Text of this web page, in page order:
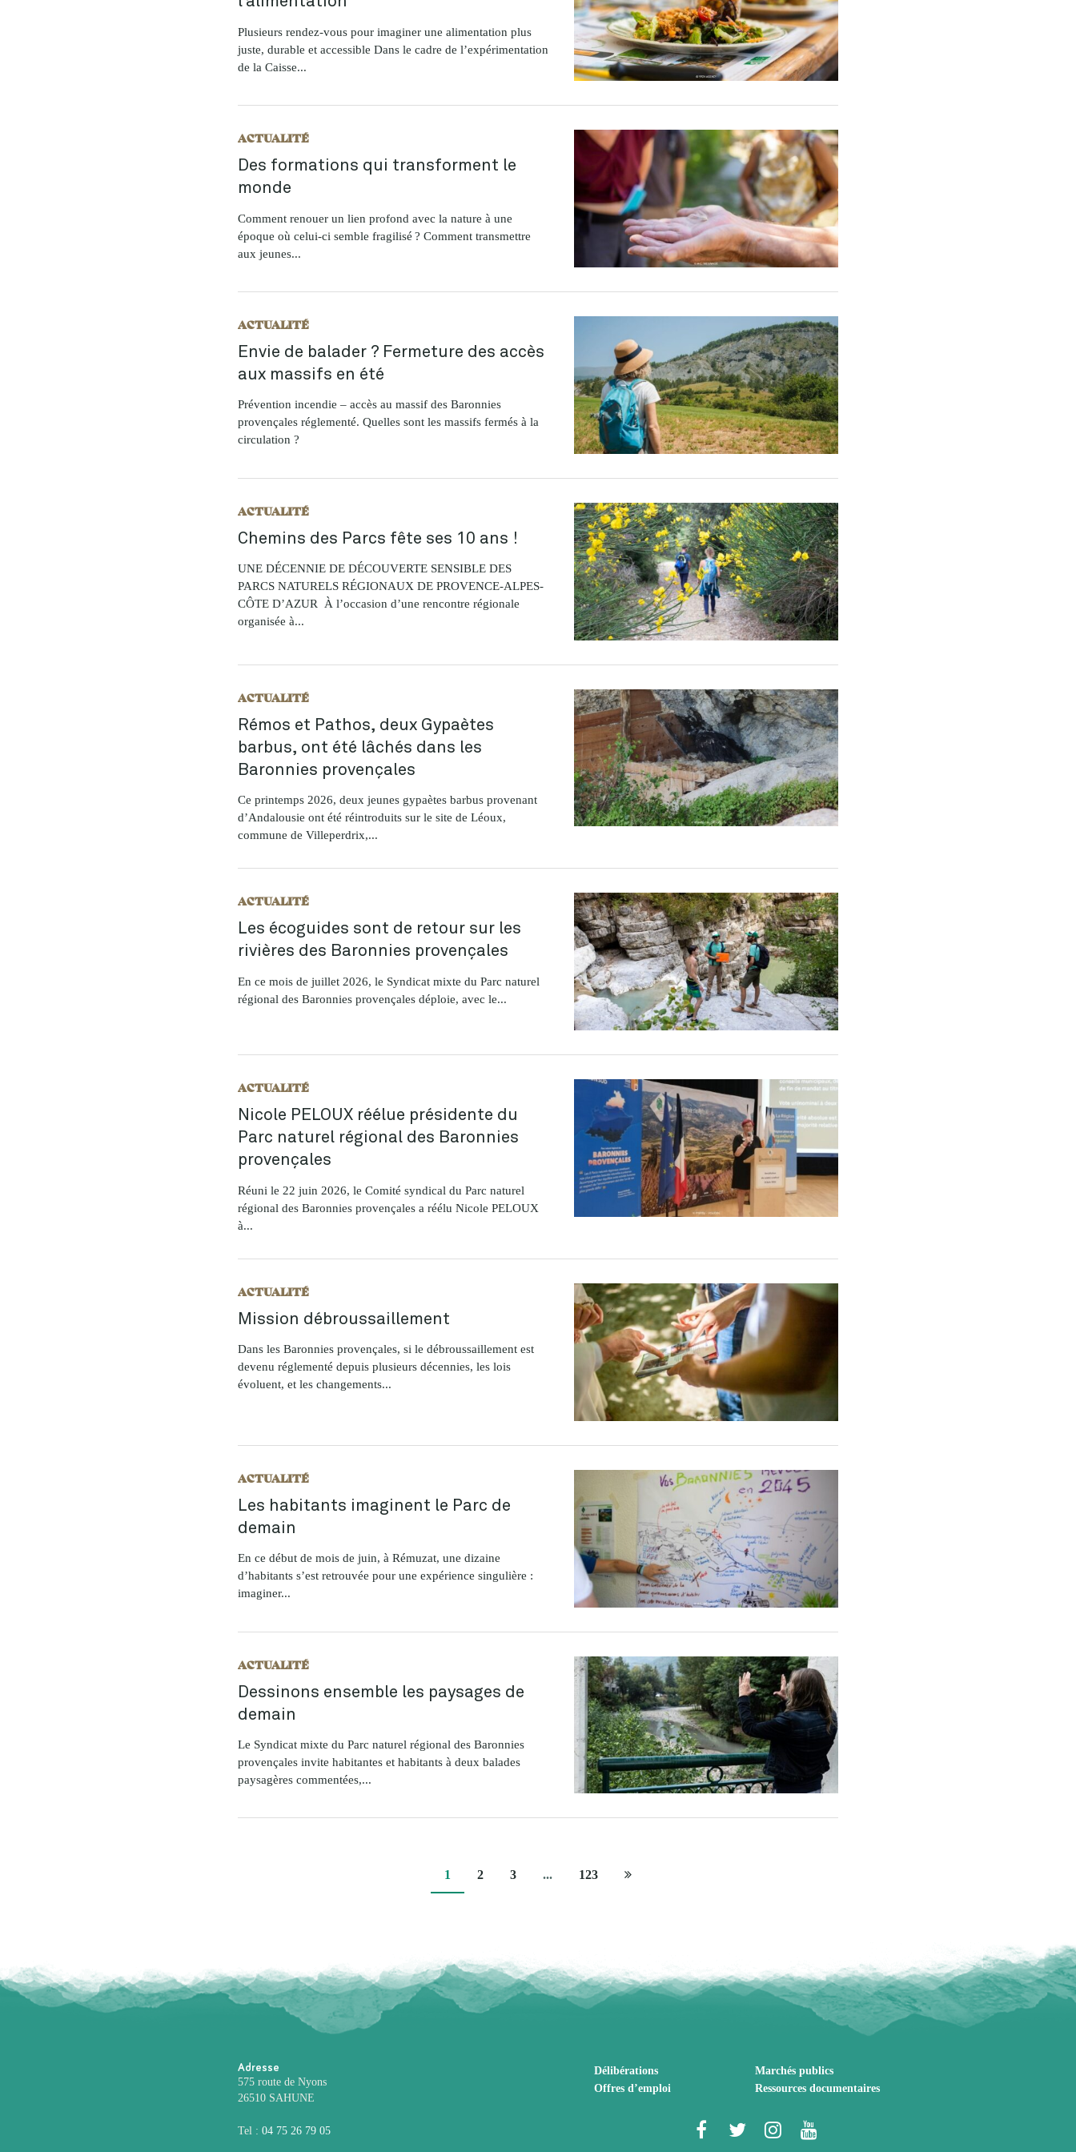
Plusieurs rendez-vous pour imaginer une alimentation plus
juste, durable et accessible Dans le cadre de l’expérimentation
de la Caisse...
ACTUALITÉ
Des formations qui transforment le
monde
Comment renouer un lien profond avec la nature à une
époque où celui-ci semble fragilisé ? Comment transmettre
aux jeunes...
ACTUALITÉ
Envie de balader ? Fermeture des accès
aux massifs en été
Prévention incendie – accès au massif des Baronnies
provençales réglementé. Quelles sont les massifs fermés à la
circulation ?
ACTUALITÉ
Chemins des Parcs fête ses 10 ans !
UNE DÉCENNIE DE DÉCOUVERTE SENSIBLE DES
PARCS NATURELS RÉGIONAUX DE PROVENCE-ALPES-
CÔTE D’AZUR À l’occasion d’une rencontre régionale
organisée à...
ACTUALITÉ
Rémos et Pathos, deux Gypaètes
barbus, ont été lâchés dans les
Baronnies provençales
Ce printemps 2026, deux jeunes gypaètes barbus provenant
d’Andalousie ont été réintroduits sur le site de Léoux,
commune de Villeperdrix,...
ACTUALITÉ
Les écoguides sont de retour sur les
rivières des Baronnies provençales
En ce mois de juillet 2026, le Syndicat mixte du Parc naturel
régional des Baronnies provençales déploie, avec le...
ACTUALITÉ
Nicole PELOUX réélue présidente du
Parc naturel régional des Baronnies
provençales
Réuni le 22 juin 2026, le Comité syndical du Parc naturel
régional des Baronnies provençales a réélu Nicole PELOUX
à...
ACTUALITÉ
Mission débroussaillement
Dans les Baronnies provençales, si le débroussaillement est
devenu réglementé depuis plusieurs décennies, les lois
évoluent, et les changements...
ACTUALITÉ
Les habitants imaginent le Parc de
demain
En ce début de mois de juin, à Rémuzat, une dizaine
d’habitants s’est retrouvée pour une expérience singulière :
imaginer...
ACTUALITÉ
Dessinons ensemble les paysages de
demain
Le Syndicat mixte du Parc naturel régional des Baronnies
provençales invite habitantes et habitants à deux balades
paysagères commentées,...
1 2 3 ... 123
Page
Adresse
575 route de Nyons
26510 SAHUNE
Tel : 04 75 26 79 05
Délibérations
Marchés publics
Offres d’emploi
Ressources documentaires
Lien
Lien
Lien